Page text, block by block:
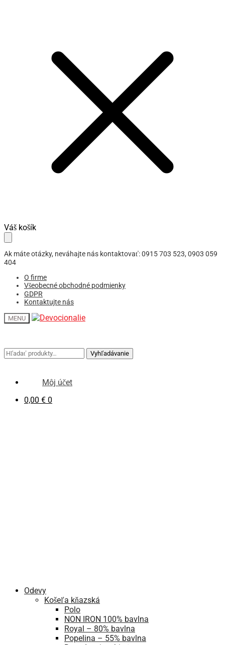
Skip
to
navigation
Skip
to
content
Váš košík
Ak máte otázky, neváhajte nás kontaktovať: 0915 703 523, 0903 059
404
O firme
Všeobecné obchodné podmienky
GDPR
Kontaktujte nás
MENU
Hľadať: Vyhľadávanie
Môj účet
0,00 € 0
Hľadať: Vyhľadávanie
Odevy
Košeľa kňazská
Polo
NON IRON 100% bavlna
Royal – 80% bavlna
Popelina – 55% bavlna